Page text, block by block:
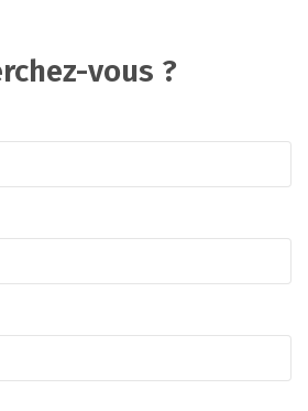
vous ?